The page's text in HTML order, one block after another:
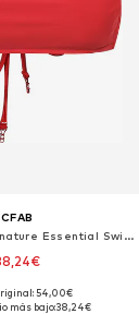
CFAB
Top de bikini 'Signature Essential Swim Top'
90, 95, 105
54,00€
más bajo:38,24€